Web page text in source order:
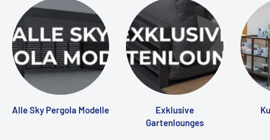
Alle Sky Pergola Modelle
Exklusive
Gartenlounges